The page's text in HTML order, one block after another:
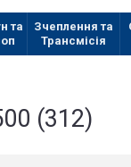
та
Зчеплення та
Трансмісія
(312)